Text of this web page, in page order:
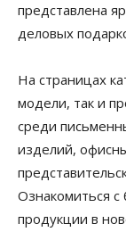
представлена
деловых
На страницах
модели, так и
среди
изделий,
Ознакомиться с
продукции в